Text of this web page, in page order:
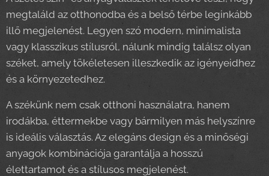
megtaláld az otthonodba és a belső térbe leginkább
illő megjelenést. Legyen szó modern, minimalista
vagy klasszikus stílusról, nálunk mindig találsz olyan
széket, amely tökéletesen illeszkedik az igényeidhez
és a környezetedhez.
A székünk nem csak otthoni használatra, hanem
irodákba, éttermekbe vagy bármilyen más helyszínre
is ideális választás. Az elegáns design és a minőségi
anyagok kombinációja garantálja a hosszú
élettartamot és a stílusos megjelenést.